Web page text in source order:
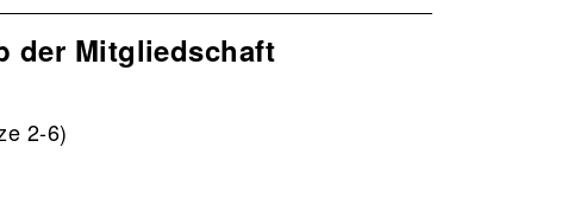
der Mitgliedschaft
2-6)